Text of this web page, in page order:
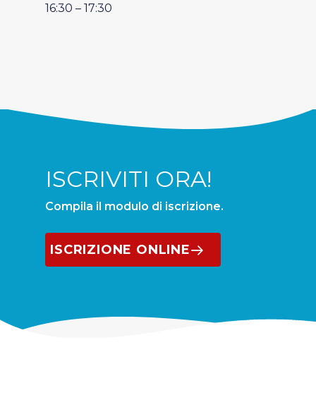
16:30 – 17:30
ISCRIVITI ORA!
Compila il modulo di iscrizione.
ISCRIZIONE ONLINE